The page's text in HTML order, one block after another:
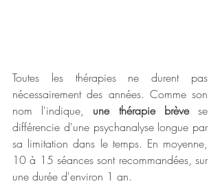
Toutes les thérapies ne durent pas
nécessairement des années. Comme son
nom l'indique, une thérapie brève se
différencie d'une psychanalyse longue par
sa limitation dans le temps. En moyenne,
10 à 15 séances sont recommandées, sur
une durée d'environ 1 an.